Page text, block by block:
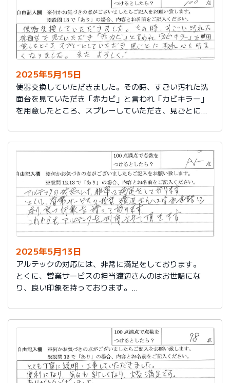
2025年5月15日
便器交換していただきました。その時、すごい汚れた洗
面台を見ていただき「赤カビ」と言われ「カビキラー」
を用意したところ、スプレーしていただき、見ごとに取
2025年5月13日
アルテックの対応には、非常に満足をしております。
とくに、営業サービスの担当渡辺さんのはお世話にな
り、良い印象を持っております。